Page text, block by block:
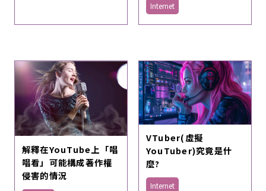
Internet
解釋在YouTube上「唱
唱看」可能構成著作權
侵害的情況
VTuber(虛擬
YouTuber)究竟是什
麼?
Internet